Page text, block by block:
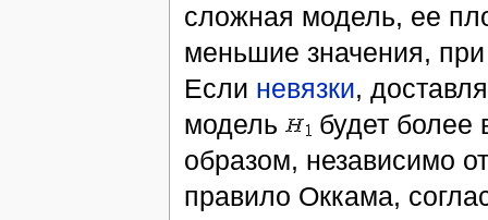
сложная модель, ее
меньшие значения,
Если невязки,
модель
будет
образом, независимо
правило Оккама,